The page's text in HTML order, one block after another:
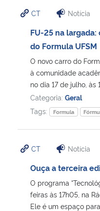
Controladoria-Geral da União
Ministério da Mulher, da Família e
Secretaria-Geral
Secretaria de Governo
Advocacia-Geral da União
Banco Central do Brasil
CT Notícia
FU-25 na
do Formula UFSM
O novo carro do
à comunidade
no dia 17 de julho, às
Categoria: Geral
Tags:
Formula
CT Notícia
Ouça a terceira
O programa
feiras às 17h05, na
Ele é um espaço